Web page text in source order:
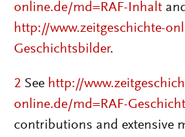
online.de/md=RAF-Inhalt
http://www.zeitgeschichte-
Geschichtsbilder.
2 See http://
online.de/md=RAF-
contributions and extensive